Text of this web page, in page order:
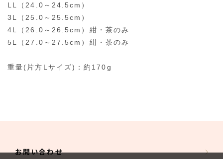
LL（24.0～24.5cm）
3L（25.0～25.5cm）
4L（26.0～26.5cm）紺・茶のみ
5L（27.0～27.5cm）紺・茶のみ
重量(片方Lサイズ)：約170g
お問い合わせ